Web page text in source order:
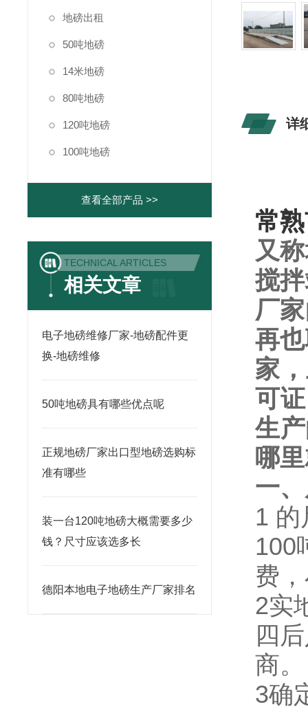
地磅出租
50吨地磅
14米地磅
80吨地磅
120吨地磅
100吨地磅
查看全部产品 >>
TECHNICAL ARTICLES
相关文章
电子地磅维修厂家-地磅配件更
换-地磅维修
50吨地磅具有哪些优点呢
正规地磅厂家出口型地磅选购标
准有哪些
装一台120吨地磅大概需要多少
钱？尺寸应该选多长
德阳本地电子地磅生产厂家排名
详
常
又
搅
厂
再
家，
可
生
哪
一
1 的
100
费
2实
四
商。
3确